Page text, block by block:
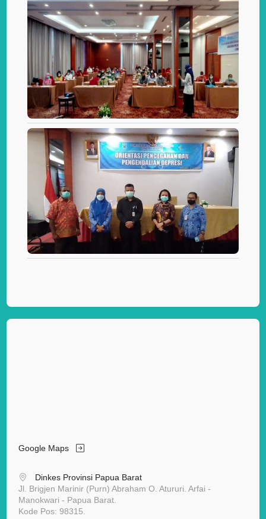
Google Maps
Dinkes Provinsi Papua Barat
Jl. Brigjen Marinir (Purn) Abraham O. Atururi. Arfai -
Manokwari - Papua Barat.
Kode Pos: 98315.